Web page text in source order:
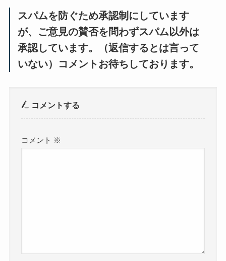
スパムを防ぐため承認制にしています
が、ご意見の賛否を問わずスパム以外は
承認しています。（返信するとは言って
いない）コメントお待ちしております。
コメントする